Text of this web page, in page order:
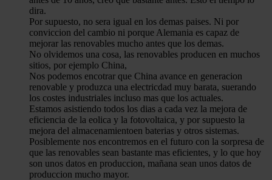
dira.
Por supuesto, no sera igual en los demas paises. Ni por
conviccion del cambio ni porque Alemania es capaz de
mejorar las renovables mucho antes que los demas.
No olvidemos una cosa, las renovables producen en muchos
sitios, por ejemplo China,
Nos podemos encotrar que China avance en generacion
renovable y produzca una electricdad muy barata, suerando
los costes industriales incluso mas que los actuales.
Estamos asistiendo todos los dias a cada vez la mejora de
eficiencia de la eolica y la fotovoltaica, y por supuesto la
mejora del almacenamientoen baterias y otros sistemas.
Posiblemente nos encontremos en el futuro con la sorpresa de
que las renovables sean bastante mas eficientes, y lo que hoy
son unos datos en produccion, mañana sean unos datos de
produccion mucho mayor.